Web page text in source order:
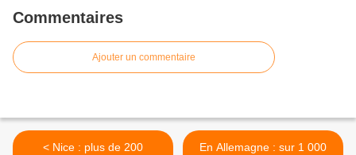
Commentaires
Ajouter un commentaire
< Nice : plus de 200
En Allemagne : sur 1 000